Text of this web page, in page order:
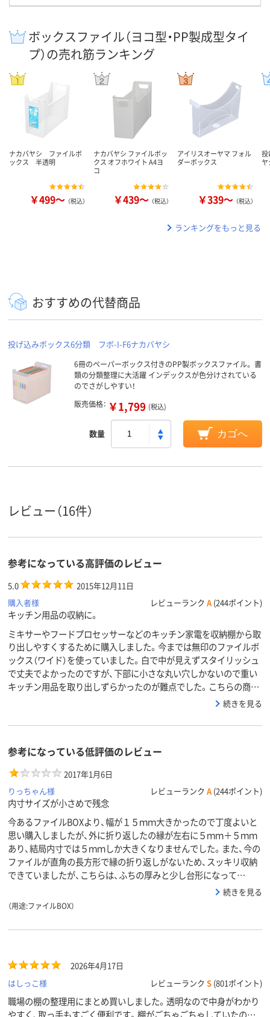
ボックスファイル（ヨコ型・PP製成型タイ
プ）の売れ筋ランキング
ナカバヤシ ファイルボ
ックス 半透明
￥499～ （税込）
ナカバヤシ ファイルボッ
クス オフホワイト A4ヨ
コ
￥439～ （税込）
アイリスオーヤマ フォル
ダーボックス
￥339～ （税込）
投
ヤ
ランキングをもっと見る
おすすめの代替商品
投げ込みボックス6分類 フボ-I-F6ナカバヤシ
6冊のペーパーボックス付きのPP製ボックスファイル。 書
類の分類整理に大活躍 インデックスが色分けされている
のでさがしやすい！
販売価格： ￥1,799 (税込)
数量 カゴへ
レビュー（16件）
参考になっている高評価のレビュー
5.0
2015年12月11日
購入者様
レビューランク A (244ポイント)
キッチン用品の収納に。
ミキサーやフードプロセッサーなどのキッチン家電を収納棚から取
り出しやすくするために購入しました。今までは無印のファイルボ
ックス（ワイド）を使っていました。白で中が見えずスタイリッシュ
で丈夫でよかったのですが、下部に小さな丸い穴しかないので重い
キッチン用品を取り出しずらかったのが難点でした。こちらの商…
続きを見る
参考になっている低評価のレビュー
2017年1月6日
りっちゃん様
レビューランク A (244ポイント)
内寸サイズが小さめで残念
今あるファイルBOXより、幅が１５ｍｍ大きかったので丁度よいと
思い購入しましたが、外に折り返したの縁が左右に５ｍｍ＋５ｍｍ
あり、結局内寸では５ｍｍしか大きくなりませんでした。また、今の
ファイルが直角の長方形で縁の折り返しがないため、スッキリ収納
できていましたが、こちらは、ふちの厚みと少し台形になって…
続きを見る
（用途:ファイルBOX）
2026年4月17日
はしっこ様
レビューランク S (801ポイント)
職場の棚の整理用にまとめ買いしました。透明なので中身がわかり
やすく、取っ手もすごく便利です。棚がごちゃごちゃしていたので